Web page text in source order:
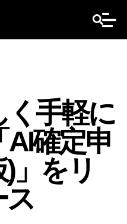
く手軽に
確定申
」をリ
ス